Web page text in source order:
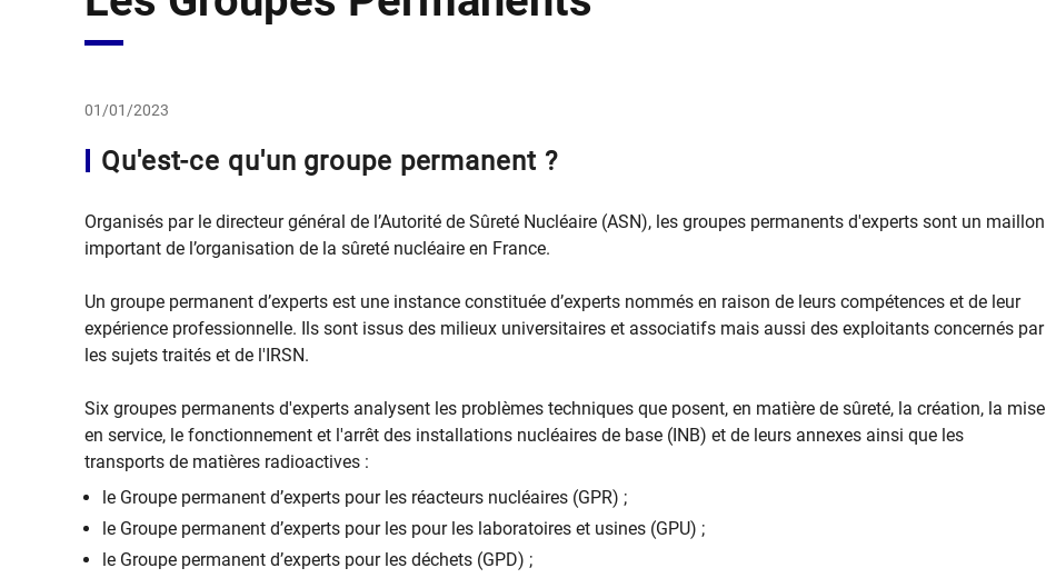
01/01/2023
​Qu'est-ce qu'un groupe permanent ?
Organisés par le directeur général de l’Autorité de Sûreté Nucléaire (ASN), les groupes permanents d'experts sont un maillon
important de l’organisation de la sûreté nucléaire en France.
Un groupe permanent d’experts est une instance constituée d’experts nommés en raison de leurs compétences et de leur
expérience professionnelle. Ils sont issus des milieux universitaires et associatifs mais aussi des exploitants concernés par
les sujets traités et de l'IRSN.
Six groupes permanents d'experts analysent les problèmes techniques que posent, en matière de sûreté, la création, la mise
en service, le fonctionnement et l'arrêt des installations nucléaires de base (INB) et de leurs annexes ainsi que les
transports de matières radioactives :
le Groupe permanent d’experts pour les réacteurs nucléaires (GPR) ;
le Groupe permanent d’experts pour les pour les laboratoires et usines (GPU) ;
le Groupe permanent d’experts pour les déchets (GPD) ;